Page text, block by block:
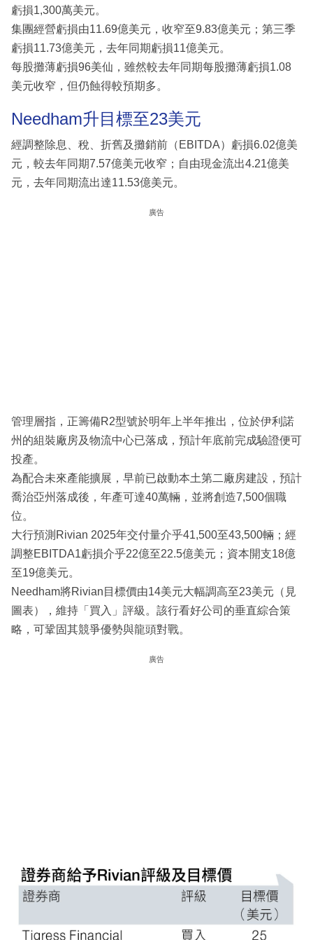
虧損1,300萬美元。
集團經營虧損由11.69億美元，收窄至9.83億美元；第三季
虧損11.73億美元，去年同期虧損11億美元。
每股攤薄虧損96美仙，雖然較去年同期每股攤薄虧損1.08
美元收窄，但仍蝕得較預期多。
Needham升目標至23美元
經調整除息、稅、折舊及攤銷前（EBITDA）虧損6.02億美
元，較去年同期7.57億美元收窄；自由現金流出4.21億美
元，去年同期流出達11.53億美元。
廣告
管理層指，正籌備R2型號於明年上半年推出，位於伊利諾
州的組裝廠房及物流中心已落成，預計年底前完成驗證便可
投產。
為配合未來產能擴展，早前已啟動本土第二廠房建設，預計
喬治亞州落成後，年產可達40萬輛，並將創造7,500個職
位。
大行預測Rivian 2025年交付量介乎41,500至43,500輛；經
調整EBITDA1虧損介乎22億至22.5億美元；資本開支18億
至19億美元。
Needham將Rivian目標價由14美元大幅調高至23美元（見
圖表），維持「買入」評級。該行看好公司的垂直綜合策
略，可鞏固其競爭優勢與龍頭對戰。
廣告